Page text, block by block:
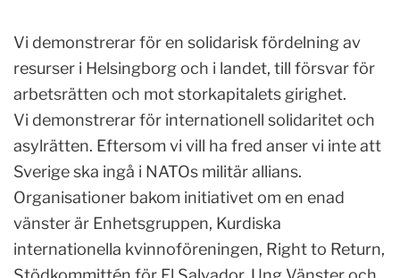
Vi demonstrerar för en solidarisk fördelning av
resurser i Helsingborg och i landet, till försvar för
arbetsrätten och mot storkapitalets girighet.
Vi demonstrerar för internationell solidaritet och
asylrätten. Eftersom vi vill ha fred anser vi inte att
Sverige ska ingå i NATOs militär allians.
Organisationer bakom initiativet om en enad
vänster är Enhetsgruppen, Kurdiska
internationella kvinnoföreningen, Right to Return,